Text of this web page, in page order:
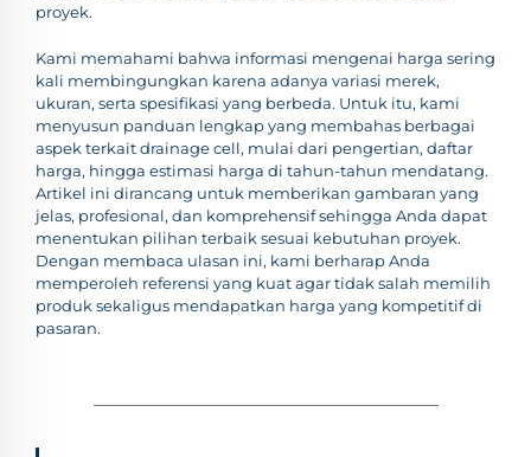
proyek.
Kami memahami bahwa informasi mengenai harga sering
kali membingungkan karena adanya variasi merek,
ukuran, serta spesifikasi yang berbeda. Untuk itu, kami
menyusun panduan lengkap yang membahas berbagai
aspek terkait drainage cell, mulai dari pengertian, daftar
harga, hingga estimasi harga di tahun-tahun mendatang.
Artikel ini dirancang untuk memberikan gambaran yang
jelas, profesional, dan komprehensif sehingga Anda dapat
menentukan pilihan terbaik sesuai kebutuhan proyek.
Dengan membaca ulasan ini, kami berharap Anda
memperoleh referensi yang kuat agar tidak salah memilih
produk sekaligus mendapatkan harga yang kompetitif di
pasaran.